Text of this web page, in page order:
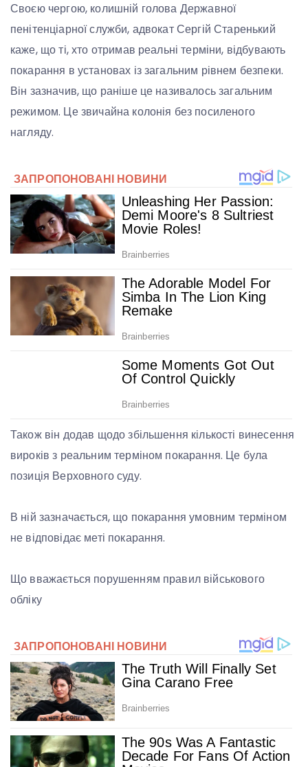
Своєю чергою, колишній голова Державної
пенітенціарної служби, адвокат Сергій Старенький
каже, що ті, хто отримав реальні терміни, відбувають
покарання в установах із загальним рівнем безпеки.
Він зазначив, що раніше це називалось загальним
режимом. Це звичайна колонія без посиленого
нагляду.
Також він додав щодо збільшення кількості винесення
вироків з реальним терміном покарання. Це була
позиція Верховного суду.
В ній зазначається, що покарання умовним терміном
не відповідає меті покарання.
Що вважається порушенням правил військового
обліку